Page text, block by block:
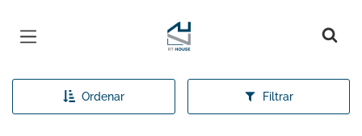
Página inicial
Ordenar Filtrar